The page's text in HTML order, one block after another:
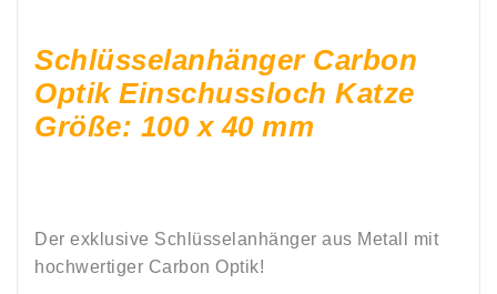
Schlüsselanhänger Carbon
Optik Einschussloch Katze
Größe: 100 x 40 mm
Der exklusive Schlüsselanhänger aus Metall mit
hochwertiger Carbon Optik!